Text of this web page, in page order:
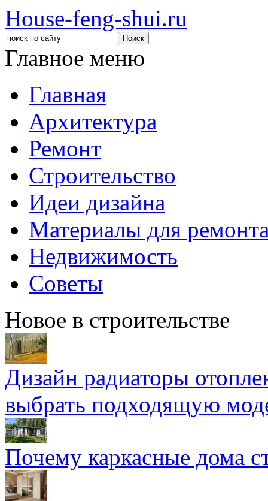
House-feng-shui.ru
Главное меню
Главная
Архитектура
Ремонт
Строительство
Идеи дизайна
Материалы для
Недвижимость
Советы
Новое в строительстве
Дизайн радиаторы
выбрать подходящую
Почему каркасные дома